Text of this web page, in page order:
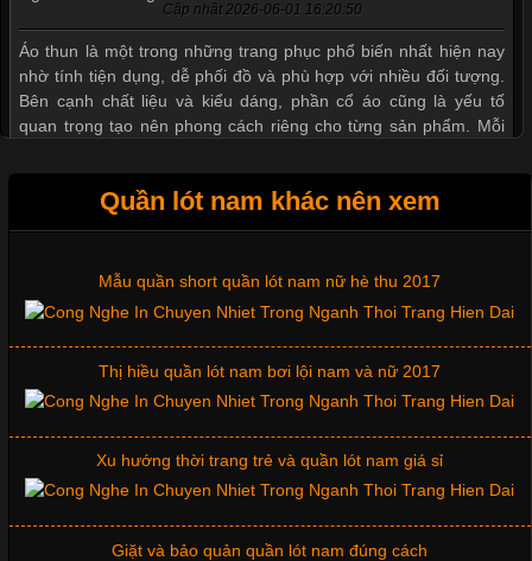
Cập nhật 2026-06-01 16:20:50
Áo thun là một trong những trang phục phổ biến nhất hiện nay
nhờ tính tiện dụng, dễ phối đồ và phù hợp với nhiều đối tượng.
Bên cạnh chất liệu và kiểu dáng, phần cổ áo cũng là yếu tố
quan trọng tạo nên phong cách riêng cho từng sản phẩm. Mỗi
Những Mẫu Áo Thun Đồng Phục Công Ty Được Ưa
Chuộng Hiện Nay
Cập nhật 2026-06-01 14:23:34
chuyên nghiệp đóng vai trò quan trọng đối với sự phát triển của
doanh nghiệp. Một trong những giải pháp hiệu quả được nhiều
đơn vị lựa chọn hiện nay là sử dụng áo thun đồng phục công ty.
Quần lót nam khác nên xem
Mẫu quần short quần lót nam nữ hè thu 2017
Thị hiều quần lót nam bơi lội nam và nữ 2017
Xu hướng thời trang trẻ và quần lót nam giá sỉ
Giặt và bảo quản quần lót nam đúng cách